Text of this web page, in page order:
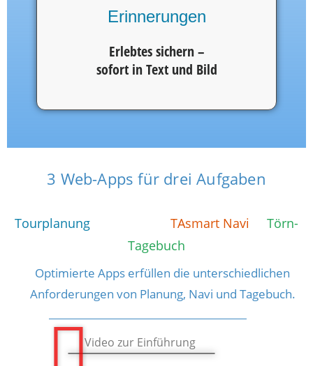
Erinnerungen
Erlebtes sichern –
sofort in Text und Bild
3 Web-Apps für drei Aufgaben
Tourplanung TAsmart Navi
Törn-
Tagebuch
Optimierte Apps erfüllen die unterschiedlichen
Anforderungen von Planung, Navi und Tagebuch.
Video zur Einführung